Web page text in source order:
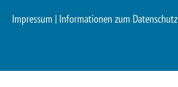
Impressum | Informationen zum Datenschutz